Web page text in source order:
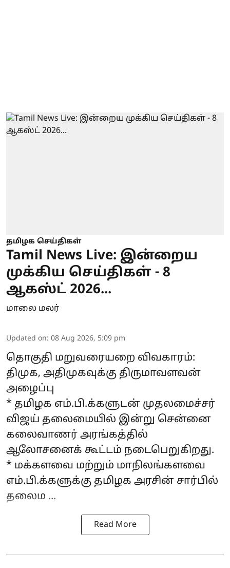
தமிழக செய்திகள்
Tamil News Live: இன்றைய
முக்கிய செய்திகள் - 8
ஆகஸ்ட் 2026...
மாலை மலர்
Updated on: 08 Aug 2026, 5:09 pm
தொகுதி மறுவரையறை விவகாரம்:
திமுக, அதிமுகவுக்கு திருமாவளவன்
அழைப்பு
* தமிழக எம்.பி.க்களுடன் முதலமைச்சர்
விஜய் தலைமையில் இன்று சென்னை
கலைவாணர் அரங்கத்தில்
ஆலோசனைக் கூட்டம் நடைபெறுகிறது.
* மக்களவை மற்றும் மாநிலங்களவை
எம்.பி.க்களுக்கு தமிழக அரசின் சார்பில்
தலைம ...
Read More